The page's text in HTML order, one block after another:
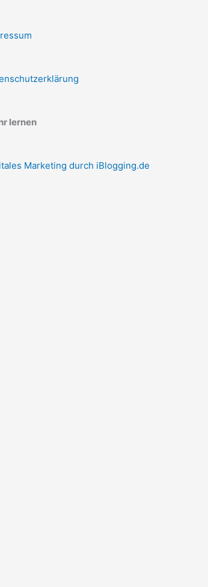
lernen
Marketing durch iBlogging.de